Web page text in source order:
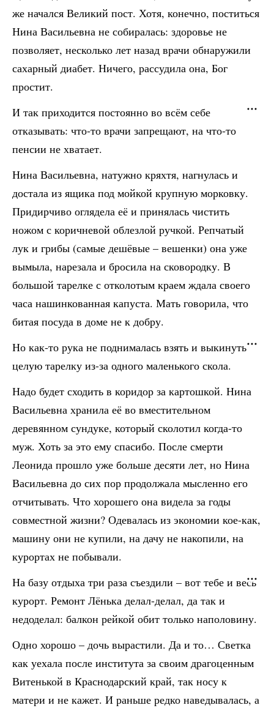
же начался Великий пост. Хотя, конечно, поститься
Нина Васильевна не собиралась: здоровье не
позволяет, несколько лет назад врачи обнаружили
сахарный диабет. Ничего, рассудила она, Бог
простит.
И так приходится постоянно во всём себе
отказывать: что-то врачи запрещают, на что-то
пенсии не хватает.
Нина Васильевна, натужно кряхтя, нагнулась и
достала из ящика под мойкой крупную морковку.
Придирчиво оглядела её и принялась чистить
ножом с коричневой облезлой ручкой. Репчатый
лук и грибы (самые дешёвые – вешенки) она уже
вымыла, нарезала и бросила на сковородку. В
большой тарелке с отколотым краем ждала своего
часа нашинкованная капуста. Мать говорила, что
битая посуда в доме не к добру.
Но как-то рука не поднималась взять и выкинуть
целую тарелку из-за одного маленького скола.
Надо будет сходить в коридор за картошкой. Нина
Васильевна хранила её во вместительном
деревянном сундуке, который сколотил когда-то
муж. Хоть за это ему спасибо. После смерти
Леонида прошло уже больше десяти лет, но Нина
Васильевна до сих пор продолжала мысленно его
отчитывать. Что хорошего она видела за годы
совместной жизни? Одевалась из экономии кое-как,
машину они не купили, на дачу не накопили, на
курортах не побывали.
На базу отдыха три раза съездили – вот тебе и весь
курорт. Ремонт Лёнька делал-делал, да так и
недоделал: балкон рейкой обит только наполовину.
Одно хорошо – дочь вырастили. Да и то… Светка
как уехала после института за своим драгоценным
Витенькой в Краснодарский край, так носу к
матери и не кажет. И раньше редко наведывалась, а